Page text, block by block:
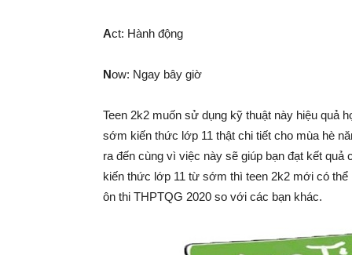
Act: Hành động
Now: Ngay bây giờ
Teen 2k2 muốn sử dụng kỹ thuật này hiệu quả
sớm kiến thức lớp 11 thật chi tiết cho mùa hè
ra đến cùng vì việc này sẽ giúp bạn đạt kết
kiến thức lớp 11 từ sớm thì teen 2k2 mới có
ôn thi THPTQG 2020 so với các bạn khác.